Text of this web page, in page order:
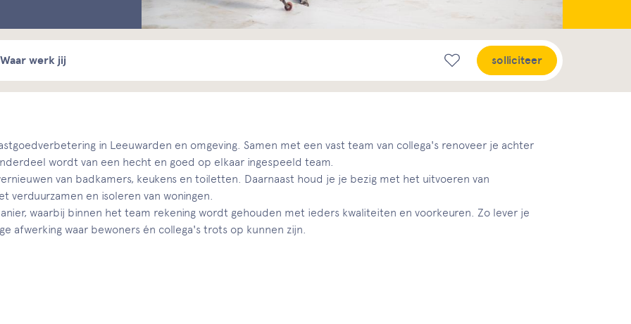
Waar werk jij solliciteer
in Leeuwarden en omgeving. Samen met een vast team van collega's renoveer je achter
wordt van een hecht en goed op elkaar ingespeeld team.
van badkamers, keukens en toiletten. Daarnaast houd je je bezig met het uitvoeren van
verduurzamen en isoleren van woningen.
waarbij binnen het team rekening wordt gehouden met ieders kwaliteiten en voorkeuren. Zo lever je
afwerking waar bewoners én collega's trots op kunnen zijn.